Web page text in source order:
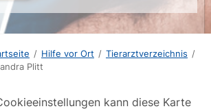
/ Hilfe vor Ort / Tierarztverzeichnis /
Plitt
kann diese Karte